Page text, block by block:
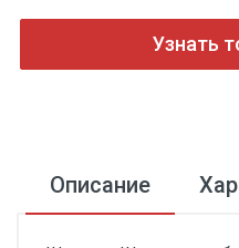
Узнать
Описание